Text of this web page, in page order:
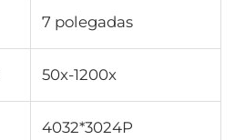
7 polegadas
50x-1200x
4032*3024P